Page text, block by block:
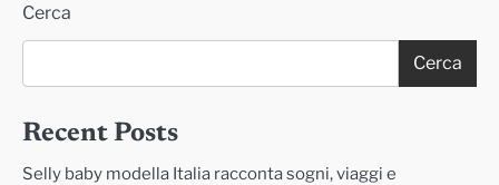
Cerca
Cerca
Recent Posts
Selly baby modella Italia racconta sogni, viaggi e